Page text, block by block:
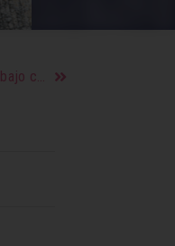
Piel grasa bajo control